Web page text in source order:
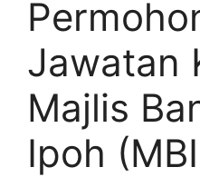
Jawatan
Majlis
Ipoh